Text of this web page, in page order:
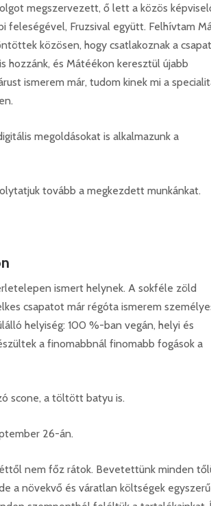
megszervezett, ő lett a közös
feleségével, Fruzsival együtt. Felhívtam
közösen, hogy csatlakoznak a
hozzánk, és Mátéékon keresztül újabb
ismerem már, tudom kinek mi a
megoldásokat is alkalmazunk a
tovább a megkezdett munkánkat.
ismert helynek. A sokféle zöld
csapatot már régóta ismerem
helyiség: 100 %-ban vegán, helyi és
a finomabbnál finomabb fogások a
scone, a töltött batyu is.
26-án.
nem főz rátok. Bevetettünk minden
a növekvő és váratlan költségek